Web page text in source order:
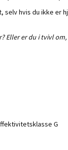
hvis du ikke er
Eller er du i tvivl
G